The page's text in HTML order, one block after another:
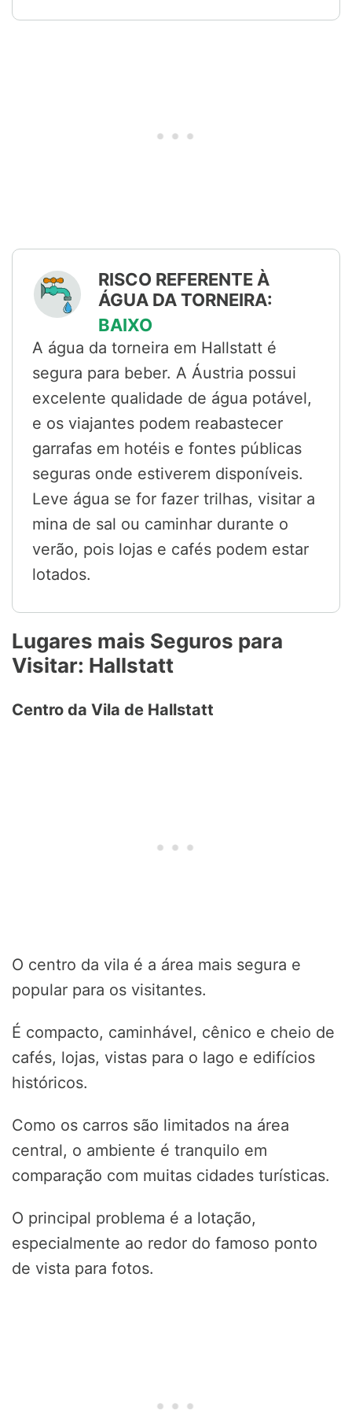
RISCO REFERENTE À
ÁGUA DA TORNEIRA:
BAIXO
A água da torneira em Hallstatt é
segura para beber. A Áustria possui
excelente qualidade de água potável,
e os viajantes podem reabastecer
garrafas em hotéis e fontes públicas
seguras onde estiverem disponíveis.
Leve água se for fazer trilhas, visitar a
mina de sal ou caminhar durante o
verão, pois lojas e cafés podem estar
lotados.
Lugares mais Seguros para
Visitar: Hallstatt
Centro da Vila de Hallstatt
O centro da vila é a área mais segura e
popular para os visitantes.
É compacto, caminhável, cênico e cheio de
cafés, lojas, vistas para o lago e edifícios
históricos.
Como os carros são limitados na área
central, o ambiente é tranquilo em
comparação com muitas cidades turísticas.
O principal problema é a lotação,
especialmente ao redor do famoso ponto
de vista para fotos.